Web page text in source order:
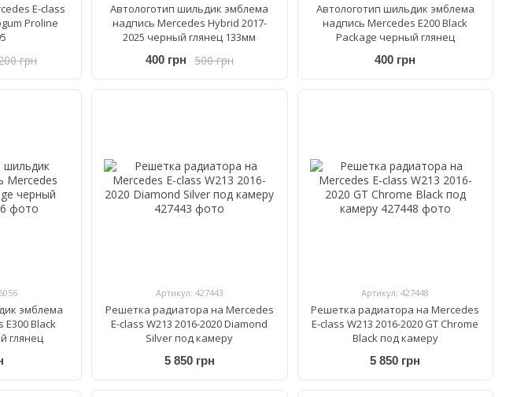
E-class
Proline
грн
Автологотип шильдик эмблема
надпись Mercedes Hybrid 2017-
2025 черный глянец 133мм
500 грн
400 грн
Автологотип шильдик эмблема
надпись Mercedes E200 Black
Package черный глянец
400 грн
эмблема
Black
глянец
Артикул: 427443
Решетка радиатора на Mercedes
E-class W213 2016-2020 Diamond
Silver под камеру
5 850 грн
Артикул: 427448
Решетка радиатора на Mercedes
E-class W213 2016-2020 GT Chrome
Black под камеру
5 850 грн